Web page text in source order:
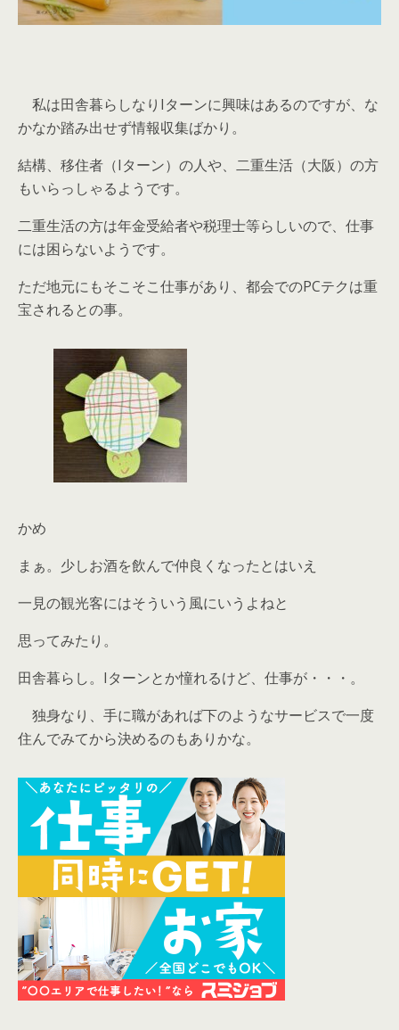
私は田舎暮らしなりIターンに興味はあるのですが、な
かなか踏み出せず情報収集ばかり。
結構、移住者（Iターン）の人や、二重生活（大阪）の方
もいらっしゃるようです。
二重生活の方は年金受給者や税理士等らしいので、仕事
には困らないようです。
ただ地元にもそこそこ仕事があり、都会でのPCテクは重
宝されるとの事。
かめ
まぁ。少しお酒を飲んで仲良くなったとはいえ
一見の観光客にはそういう風にいうよねと
思ってみたり。
田舎暮らし。Iターンとか憧れるけど、仕事が・・・。
独身なり、手に職があれば下のようなサービスで一度
住んでみてから決めるのもありかな。